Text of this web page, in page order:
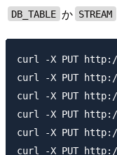
DB_TABLE か STREAM
curl -X PUT
curl -X PUT
curl -X PUT
curl -X PUT
curl -X PUT